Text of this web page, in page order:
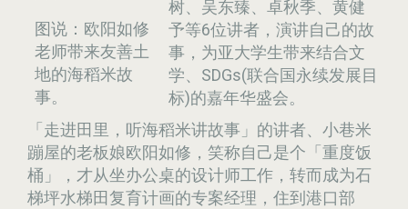
图说：欧阳如修
老师带来友善土
地的海稻米故
事。
树、吴东臻、卓秋季、黄健
予等6位讲者，演讲自己的故
事，为亚大学生带来结合文
学、SDGs(联合国永续发展目
标)的嘉年华盛会。
「走进田里，听海稻米讲故事」的讲者、小巷米
蹦屋的老板娘欧阳如修，笑称自己是个「重度饭
桶」，才从坐办公桌的设计师工作，转而成为石
梯坪水梯田复育计画的专案经理，住到港口部